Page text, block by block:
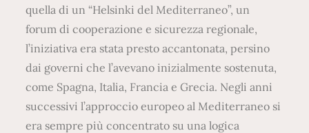
quella di un “Helsinki del Mediterraneo”, un
forum di cooperazione e sicurezza regionale,
l’iniziativa era stata presto accantonata, persino
dai governi che l’avevano inizialmente sostenuta,
come Spagna, Italia, Francia e Grecia. Negli anni
successivi l’approccio europeo al Mediterraneo si
era sempre più concentrato su una logica